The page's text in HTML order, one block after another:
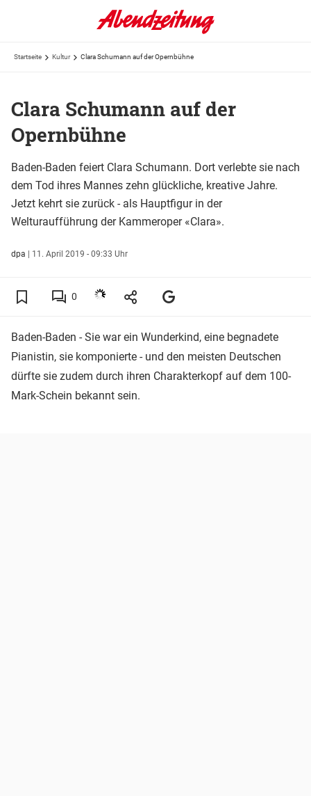
Startseite Kultur Clara Schumann auf der Opernbühne
Clara Schumann auf der
Opernbühne
Baden-Baden feiert Clara Schumann. Dort verlebte sie nach
dem Tod ihres Mannes zehn glückliche, kreative Jahre.
Jetzt kehrt sie zurück - als Hauptfigur in der
Welturaufführung der Kammeroper «Clara».
dpa | 11. April 2019 - 09:33 Uhr
0
Baden-Baden - Sie war ein Wunderkind, eine begnadete
Pianistin, sie komponierte - und den meisten Deutschen
dürfte sie zudem durch ihren Charakterkopf auf dem 100-
Mark-Schein bekannt sein.